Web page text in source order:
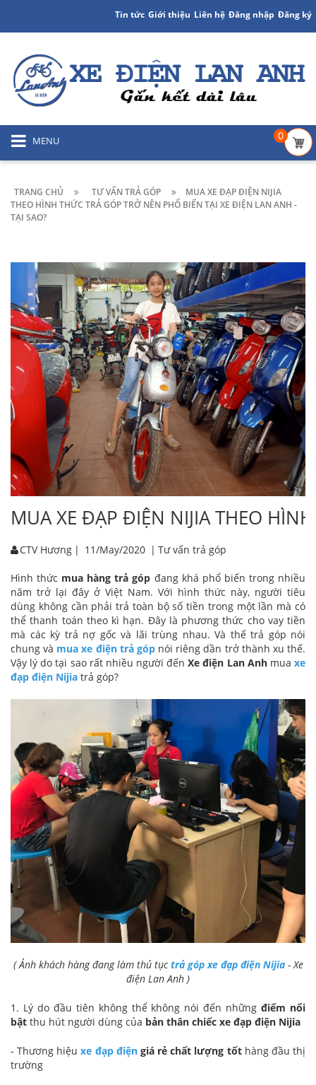
Tin tức Giới thiệu Liên hệ Đăng nhập Đăng ký
MENU 0
TRANG CHỦ TƯ VẤN TRẢ GÓP
MUA XE ĐẠP ĐIỆN NIJIA
THEO HÌNH THỨC TRẢ GÓP TRỞ NÊN PHỔ BIẾN TẠI XE ĐIỆN LAN ANH -
TẠI SAO?
MUA XE ĐẠP ĐIỆN NIJIA THEO
CTV Hương | 11/May/2020 | Tư vấn trả góp
Hình thức mua hàng trả góp đang khá phổ biến trong nhiều
năm trở lại đây ở Việt Nam. Với hình thức này, người tiêu
dùng không cần phải trả toàn bộ số tiền trong một lần mà có
thể thanh toán theo kì hạn. Đây là phương thức cho vay tiền
mà các kỳ trả nợ gốc và lãi trùng nhau. Và thế trả góp nói
chung và mua xe điện trả gópnói riêng dần trở thành xu thế.
Vậy lý do tại sao rất nhiều người đếnXe điện Lan Anh muaxe
đạp điện Nijia trả góp?
( Ảnh khách hàng đang làm thủ tụctrả góp xe đạp điện Nijia- Xe
điện Lan Anh )
1. Lý do đầu tiên không thể không nói đến nhữngđiểm nổi
bật thu hút người dùng của bản thân chiếc xe đạp điện Nijia
- Thương hiệuxe đạp điệngiá rẻ chất lượng tốthàng đầu thị
trường